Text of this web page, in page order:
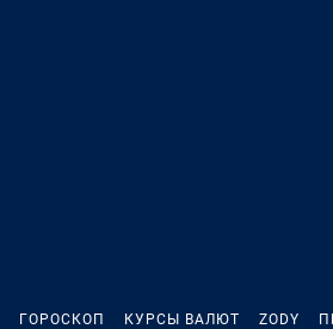
ГОРОСКОП КУРСЫ ВАЛЮТ ZODY